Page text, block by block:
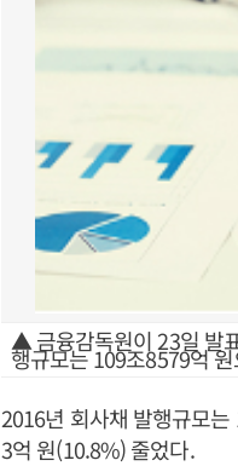
▲ 금융감독원이 23일 발
행규모는 109조8579억
2016년 회사채 발행규모
3억 원(10.8%) 줄었다.